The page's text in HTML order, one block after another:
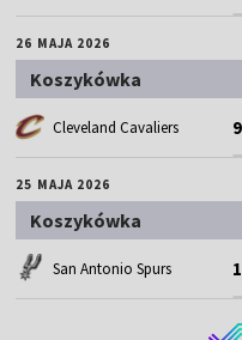
26 MAJA 2026
Koszykówka
Cleveland Cavaliers
25 MAJA 2026
Koszykówka
San Antonio Spurs